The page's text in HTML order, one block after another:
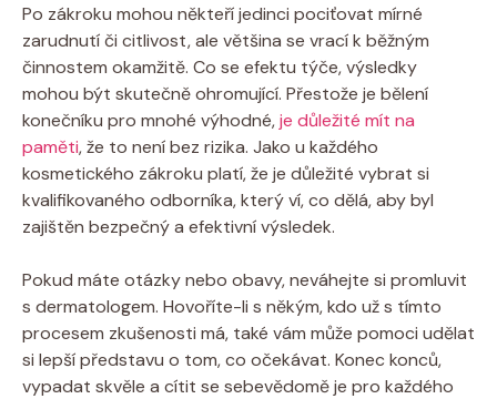
Po zákroku mohou někteří jedinci pociťovat mírné
zarudnutí či citlivost, ale většina se vrací k běžným
činnostem okamžitě. Co se efektu týče, výsledky
mohou být skutečně ohromující. Přestože je bělení
konečníku pro mnohé výhodné,je důležité mít na
paměti, že to není bez rizika. Jako u každého
kosmetického zákroku platí, že je důležité vybrat si
kvalifikovaného odborníka, který ví, co dělá, aby byl
zajištěn bezpečný a efektivní výsledek.
Pokud máte otázky nebo obavy, neváhejte si promluvit
s dermatologem. Hovoříte-li s někým, kdo už s tímto
procesem zkušenosti má, také vám může pomoci udělat
si lepší představu o tom, co očekávat. Konec konců,
vypadat skvěle a cítit se sebevědomě je pro každého